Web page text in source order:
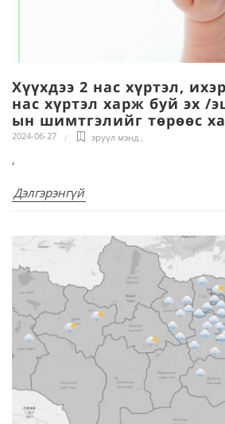
Хүүхдээ 2 нас хүртэл,
нас хүртэл харж буй эх /
ын шимтгэлийг төрөөс
2024-06-27 эрүүл мэнд ,
,
Дэлгэрэнгүй